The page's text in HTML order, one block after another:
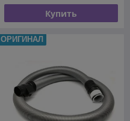
Купить
ОРИГИНАЛ